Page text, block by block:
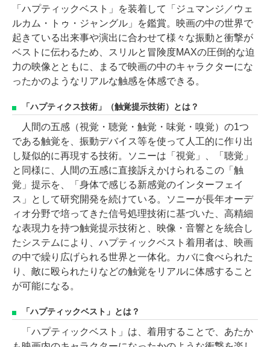
「ハプティックベスト」を装着して「ジュマンジ／ウェ
ルカム・トゥ・ジャングル」を鑑賞。映画の中の世界で
起きている出来事や演出に合わせて様々な振動と衝撃が
ベストに伝わるため、スリルと冒険度MAXの圧倒的な迫
力の映像とともに、まるで映画の中のキャラクターにな
ったかのようなリアルな触感を体感できる。
「ハプティクス技術」（触覚提示技術）とは？
人間の五感（視覚・聴覚・触覚・味覚・嗅覚）の1つ
である触覚を、振動デバイス等を使って人工的に作り出
し疑似的に再現する技術。ソニーは「視覚」、「聴覚」
と同様に、人間の五感に直接訴えかけられるこの「触
覚」提示を、「身体で感じる新感覚のインターフェイ
ス」として研究開発を続けている。ソニーが長年オーデ
ィオ分野で培ってきた信号処理技術に基づいた、高精細
な表現力を持つ触覚提示技術と、映像・音響とを統合し
たシステムにより、ハプティックベスト着用者は、映画
の中で繰り広げられる世界と一体化。カバに食べられた
り、敵に殴られたりなどの触覚をリアルに体感すること
が可能になる。
「ハプティックベスト」とは？
「ハプティックベスト」は、着用することで、あたか